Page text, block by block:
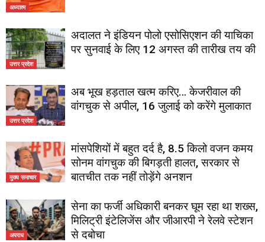
अध्यात्म
उत्तर प्रदेश
अदालत ने इंडियन पोलो एसोसिएशन की याचिका
पर सुनवाई के लिए 12 अगस्त की तारीख तय की
उत्तर प्रदेश
अब भूख हड़ताल खत्म करिए… केजरीवाल की
वांगचुक से अपील, 16 जुलाई को करेंगे मुलाकात
मुख्य समाचार
मांसपेशियों में बहुत दर्द है, 8.5 किलो वजन कमय
सोनम वांगचुक की बिगड़ती हालत, सरकार से
बातचीत तक नहीं तोड़ेंगे अनशन
अपराध
सेना का फर्जी अधिकारी बनकर घूम रहा था शख्स,
मिलिट्री इंटेलिजेंस और जीआरपी ने रेलवे स्टेशन
से दबोचा